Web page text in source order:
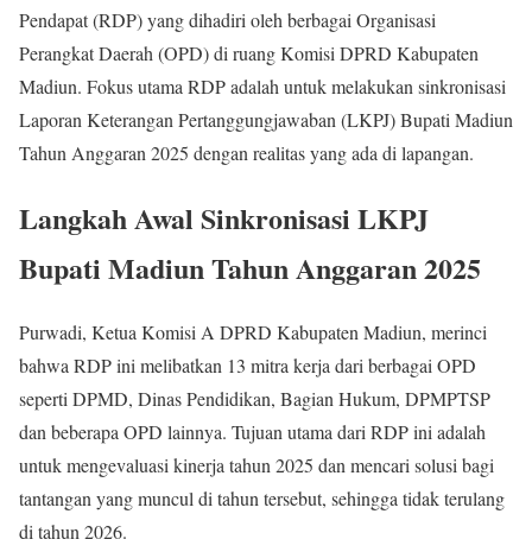
Pendapat (RDP) yang dihadiri oleh berbagai Organisasi
Perangkat Daerah (OPD) di ruang Komisi DPRD Kabupaten
Madiun. Fokus utama RDP adalah untuk melakukan sinkronisasi
Laporan Keterangan Pertanggungjawaban (LKPJ) Bupati Madiun
Tahun Anggaran 2025 dengan realitas yang ada di lapangan.
Langkah Awal Sinkronisasi LKPJ
Bupati Madiun Tahun Anggaran 2025
Purwadi, Ketua Komisi A DPRD Kabupaten Madiun, merinci
bahwa RDP ini melibatkan 13 mitra kerja dari berbagai OPD
seperti DPMD, Dinas Pendidikan, Bagian Hukum, DPMPTSP
dan beberapa OPD lainnya. Tujuan utama dari RDP ini adalah
untuk mengevaluasi kinerja tahun 2025 dan mencari solusi bagi
tantangan yang muncul di tahun tersebut, sehingga tidak terulang
di tahun 2026.